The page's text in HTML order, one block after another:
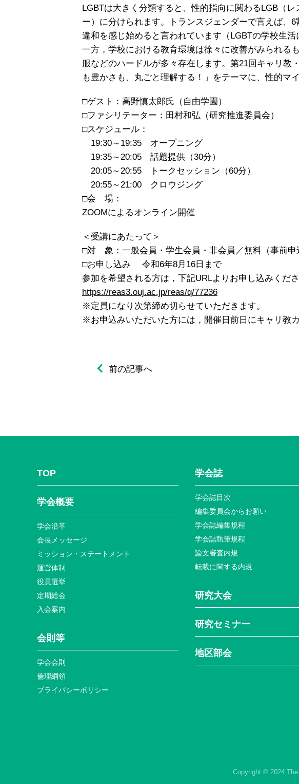
LGBTは大きく分類すると、性的指向に関わるLGB（
ー）に分けられます。トランスジェンダーで言えば、
違和を感じ始めると言われています（LGBTの学校生活
一方，学校における教育環境は徐々に改善がみられる
服などのハードルが多々存在します。第21回キャリ
も豊かさも、丸ごと理解する！」をテーマに、性的マ
□ゲスト：高野慎太郎氏（自由学園）
□ファシリテーター：田村和弘（研究推進委員会）
□スケジュール：
19:30～19:35 オープニング
19:35～20:05 話題提供（30分）
20:05～20:55 トークセッション（60分）
20:55～21:00 クロウジング
□会 場：
ZOOMによるオンライン開催
＜受講にあたって＞
□対 象：一般会員・学生会員・非会員／無料（事前申
□お申し込み 令和6年8月16日まで
参加を希望される方は，下記URLよりお申し込みくださ
https://reas3.ouj.ac.jp/reas/q/77236
※定員になり次第締め切らせていただきます。
※お申込みいただいた方には，開催日前日にキャリ教
前の記事へ
TOP
学会概要
学会沿革
会長メッセージ
ミッション・ステートメント
運営体制
役員選挙
定期総会
入会案内
会則等
学会会則
倫理綱領
プライバシーポリシー
学会誌
学会誌目次
編集委員会からお願い
学会誌編集規程
学会誌執筆規程
論文審査内規
転載に関する内規
研究大会
研究セミナー
地区部会
Copyright © 2024